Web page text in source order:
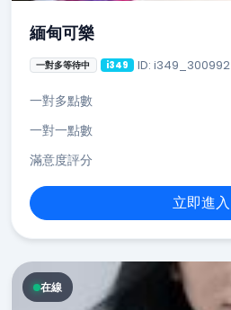
緬甸可樂
一對多等待中 i349 ID: i349_300992
一對多點數
一對一點數
滿意度評分
立即進入
在線